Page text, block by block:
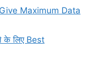
Maximum Data
लिए Best